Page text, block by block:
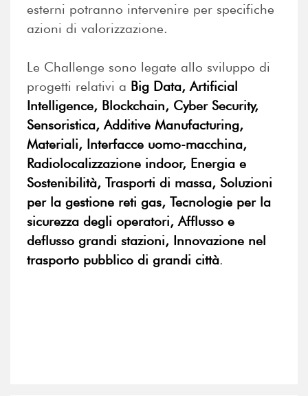
esterni potranno intervenire per specifiche
azioni di valorizzazione.
Le Challenge sono legate allo sviluppo di
progetti relativi a Big Data, Artificial
Intelligence, Blockchain, Cyber Security,
Sensoristica, Additive Manufacturing,
Materiali, Interfacce uomo-macchina,
Radiolocalizzazione indoor, Energia e
Sostenibilità, Trasporti di massa, Soluzioni
per la gestione reti gas, Tecnologie per la
sicurezza degli operatori, Afflusso e
deflusso grandi stazioni, Innovazione nel
trasporto pubblico di grandi città.